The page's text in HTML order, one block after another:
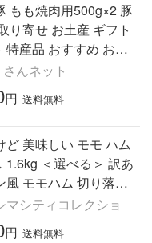
もも焼肉用500g×2 豚
り寄せ お土産 ギフト
特産品 おすすめ お中
んネット
円 送料無料
ど 美味しい モモ ハム
1.6kg ＜選べる＞ 訳あ
風 モモハム 切り落と
ボンレスハム 豚
摩ハム
マシティコレクショ
円 送料無料